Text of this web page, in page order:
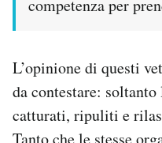
competenza per
L’opinione di questi
da contestare:
catturati, ripuliti e
Tanto che le stesse